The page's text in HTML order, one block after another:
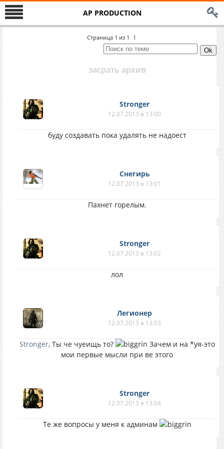
AP PRODUCTION
Страница 1 из 1 1
засрать архив
Stronger
12.07.2013 в 13:00
буду создавать пока удалять не надоест
Снегирь
12.07.2013 в 13:01
Пахнет горелым.
Stronger
12.07.2013 в 13:02
лол
Легионер
12.07.2013 в 13:03
Stronger, Ты че чуеищь то?
Зачем и на *уя-это
мои первые мысли при ве этого
Stronger
12.07.2013 в 13:04
Те же вопросы у меня к админам